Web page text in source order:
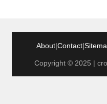
About|Contact|
Copyright © 2025 |